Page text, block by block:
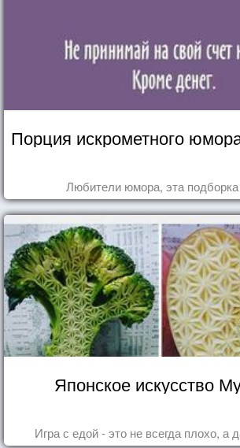
Порция искрометного
Любители юмора, эта
Японское искусство
Игра с едой - это не всегда плохо, а